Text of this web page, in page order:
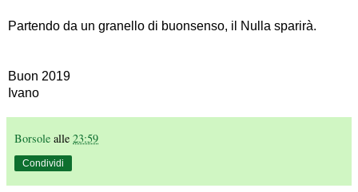
Partendo da un granello di buonsenso, il Nulla sparirà.
Buon 2019
Ivano
Borsole alle 23:59
Condividi